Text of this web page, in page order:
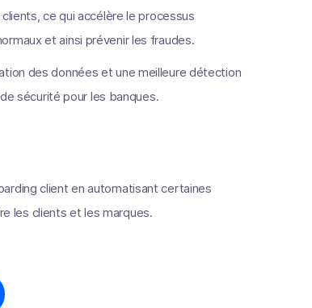
ce qui accélère le processus
et ainsi prévenir les fraudes.
des données et une meilleure détection
sécurité pour les banques.
client en automatisant certaines
les clients et les marques.